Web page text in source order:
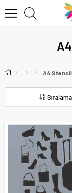
A4 Stencil
Sıralama